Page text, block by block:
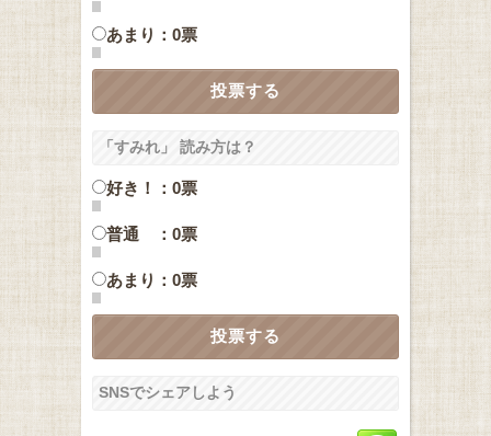
あまり：0票
「すみれ」 読み方は？
好き！：0票
普通 ：0票
あまり：0票
SNSでシェアしよう